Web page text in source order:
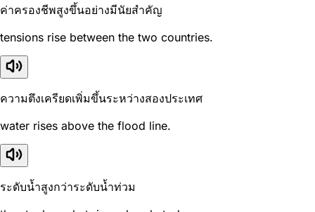
ค่าครองชีพสูงขึ้นอย่างมีนัยสำคัญ
tensions rise between the two countries.
ความตึงเครียดเพิ่มขึ้นระหว่างสองประเทศ
water rises above the flood line.
ระดับน้ำสูงกว่าระดับน้ำท่วม